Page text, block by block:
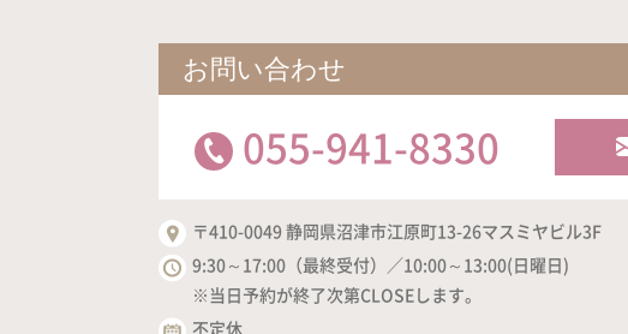
お問い合わせ
055-941-8330
〒410-0049 静岡県沼津市江原町13-26マスミヤビル3F
9:30～17:00（最終受付）／10:00～13:00(日曜日)
※当日予約が終了次第CLOSEします。
不定休